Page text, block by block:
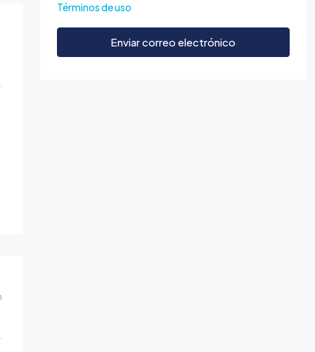
Términos de uso
Enviar correo electrónico